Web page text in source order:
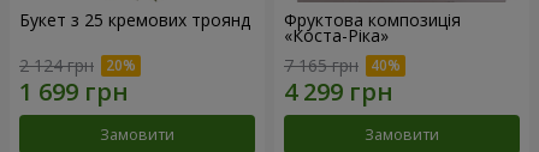
Букет з 25 кремових троянд
2 124 грн
Замовити
Фруктова композиція
«Коста-Ріка»
7 165 грн
Замовити